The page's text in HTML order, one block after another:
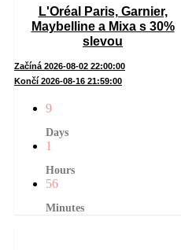
L'Oréal Paris, Garnier,
Maybelline a Mixa s 30%
slevou
Začíná 2026-08-02 22:00:00
Končí 2026-08-16 21:59:00
9
Days
1
Hours
56
Minutes